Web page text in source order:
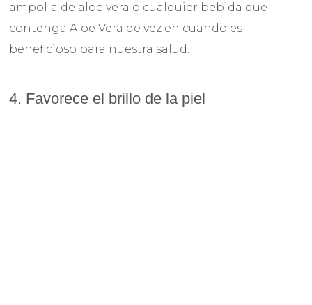
ampolla de aloe vera o cualquier bebida que
contenga Aloe Vera de vez en cuando es
beneficioso para nuestra salud.
4. Favorece el brillo de la piel